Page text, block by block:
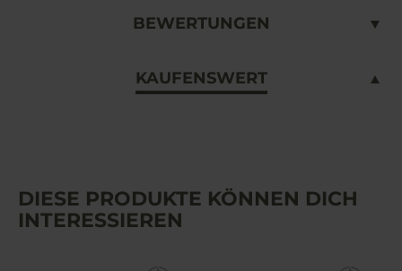
BEWERTUNGEN
KAUFENSWERT
DIESE PRODUKTE KÖNNEN DICH
INTERESSIEREN